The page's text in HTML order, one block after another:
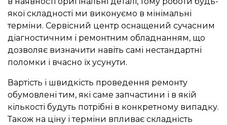
якої складності ми виконуємо в мінімальні
терміни. Сервісний центр оснащений сучасним
діагностичним і ремонтним обладнанням, що
дозволяє визначити навіть самі нестандартні
поломки і вчасно їх усунути.
Вартість і швидкість проведення ремонту
обумовлені тим, які саме запчастини і в якій
кількості будуть потрібні в конкретному випадку.
Також на ціну і терміни впливає складність